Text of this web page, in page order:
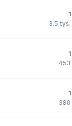
1
3.5 tys.
1
453
1
380